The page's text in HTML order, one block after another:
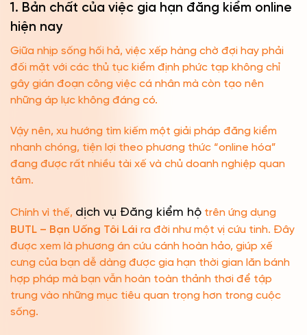
1. Bản chất của việc gia hạn đăng kiểm online
hiện nay
Giữa nhịp sống hối hả, việc xếp hàng chờ đợi hay phải
đối mặt với các thủ tục kiểm định phức tạp không chỉ
gây gián đoạn công việc cá nhân mà còn tạo nên
những áp lực không đáng có.
Vậy nên, xu hướng tìm kiếm một giải pháp đăng kiểm
nhanh chóng, tiện lợi theo phương thức “online hóa”
đang được rất nhiều tài xế và chủ doanh nghiệp quan
tâm.
Chính vì thế, dịch vụ Đăng kiểm hộ trên ứng dụng
BUTL – Bạn Uống Tôi Lái ra đời như một vị cứu tinh. Đây
được xem là phương án cứu cánh hoàn hảo, giúp xế
cưng của bạn dễ dàng được gia hạn thời gian lăn bánh
hợp pháp mà bạn vẫn hoàn toàn thảnh thơi để tập
trung vào những mục tiêu quan trọng hơn trong cuộc
sống.